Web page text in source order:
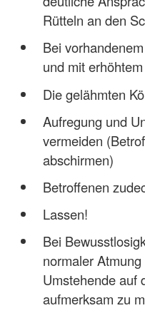
Rütteln an den
Bei
und mit
Die gelähmten
Aufregung und
vermeiden
abschirmen)
Betroffenen
Lassen!
Bei
normaler
Umstehende auf
aufmerksam zu